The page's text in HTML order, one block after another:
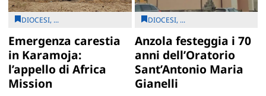
DIOCESI, ...
Emergenza carestia
in Karamoja:
l’appello di Africa
Mission
DIOCESI, ...
Anzola festeggia i 70
anni dell’Oratorio
Sant’Antonio Maria
Gianelli